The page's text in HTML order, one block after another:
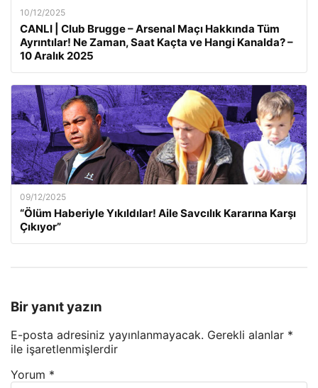
10/12/2025
CANLI | Club Brugge – Arsenal Maçı Hakkında Tüm
Ayrıntılar! Ne Zaman, Saat Kaçta ve Hangi Kanalda? –
10 Aralık 2025
09/12/2025
“Ölüm Haberiyle Yıkıldılar! Aile Savcılık Kararına Karşı
Çıkıyor”
Bir yanıt yazın
E-posta adresiniz yayınlanmayacak. Gerekli alanlar *
ile işaretlenmişlerdir
Yorum *